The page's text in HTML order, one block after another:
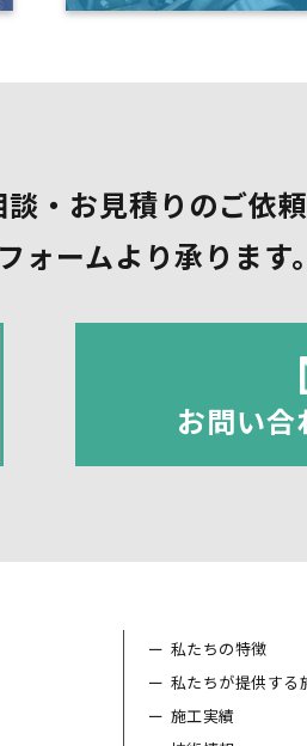
・お見積りのご依
ォームより承ります
お問い
私たちの特徴
私たちが提供する
施工実績